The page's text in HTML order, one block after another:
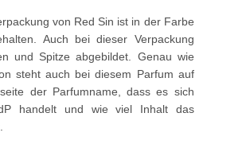
von Red Sin ist in der Farbe
Auch bei dieser Verpackung
und Spitze abgebildet. Genau wie
steht auch bei diesem Parfum auf
der Parfumname, dass es sich
handelt und wie viel Inhalt das